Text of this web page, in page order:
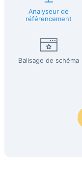
Analyseur de
référencement
Balisage de schéma